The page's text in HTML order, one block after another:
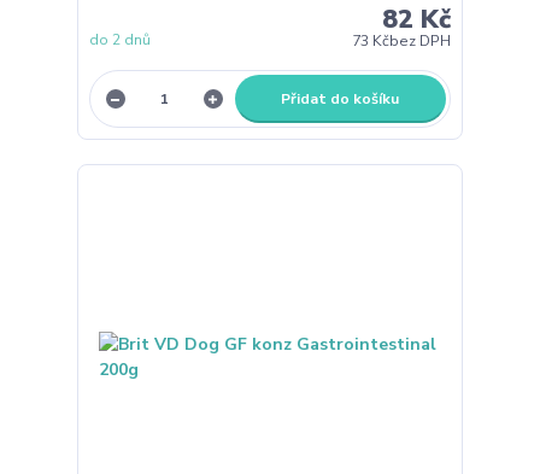
82 Kč
73 Kčbez DPH
do 2 dnů
Přidat do košíku